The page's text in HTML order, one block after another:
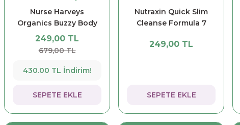
Nurse Harveys
Organics Buzzy Body
Sprey 175 ml
249,00 TL
679,00 TL
430.00 TL İndirim!
SEPETE EKLE
Nutraxin Quick Slim
Cleanse Formula 7
249,00 TL
SEPETE EKLE